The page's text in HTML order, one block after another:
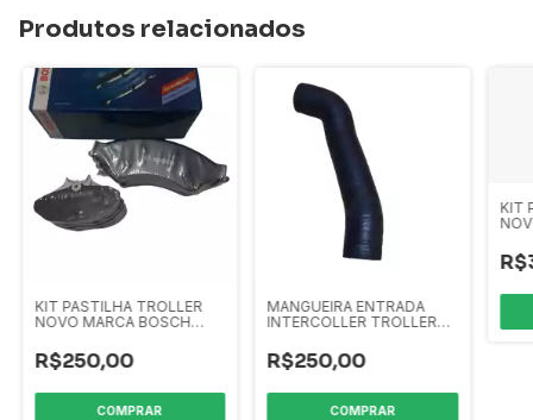
Produtos relacionados
KIT PASTILHA TROLLER
NOVO MARCA BOSCH
R$250,00
MANGUEIRA ENTRADA
INTERCOLLER TROLLER
R$250,00
KIT